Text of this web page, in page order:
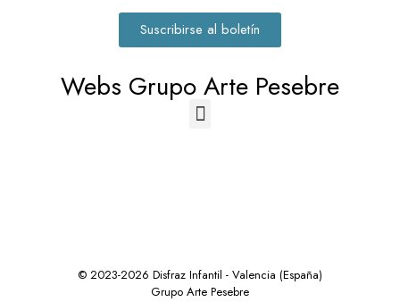
Suscribirse al boletín
Webs Grupo Arte Pesebre
© 2023-2026 Disfraz Infantil - Valencia (España)
Grupo Arte Pesebre